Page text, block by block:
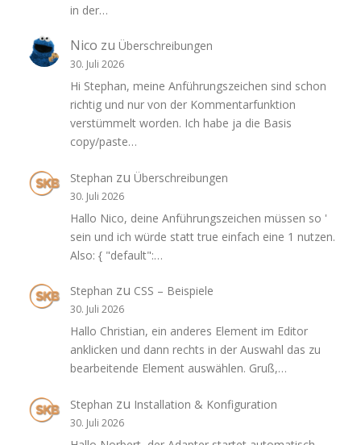
in der…
Nico zu Überschreibungen
30. Juli 2026
Hi Stephan, meine Anführungszeichen sind schon
richtig und nur von der Kommentarfunktion
verstümmelt worden. Ich habe ja die Basis
copy/paste…
Stephan zu Überschreibungen
30. Juli 2026
Hallo Nico, deine Anführungszeichen müssen so '
sein und ich würde statt true einfach eine 1 nutzen.
Also: { "default":…
Stephan zu CSS – Beispiele
30. Juli 2026
Hallo Christian, ein anderes Element im Editor
anklicken und dann rechts in der Auswahl das zu
bearbeitende Element auswählen. Gruß,…
Stephan zu Installation & Konfiguration
30. Juli 2026